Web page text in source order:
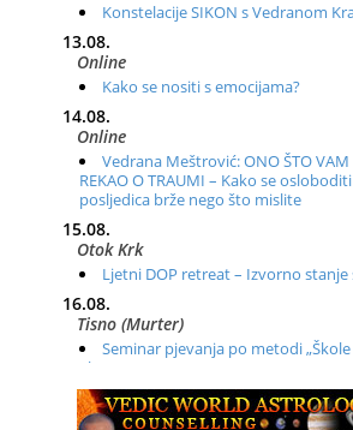
Konstelacije SIKON s Vedranom
13.08.
Online
Kako se nositi s emocijama?
14.08.
Online
Vedrana Meštrović: ONO ŠTO VAM
REKAO O TRAUMI – Kako se
posljedica brže nego što mislite
15.08.
Otok Krk
Ljetni DOP retreat – Izvorno stanje
16.08.
Tisno (Murter)
Seminar pjevanja po metodi
glasa“
20.08.
Online